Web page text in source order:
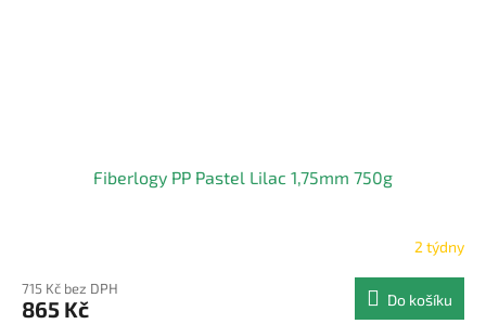
Fiberlogy PP Pastel Lilac 1,75mm 750g
2 týdny
715 Kč bez DPH
865 Kč Do košíku